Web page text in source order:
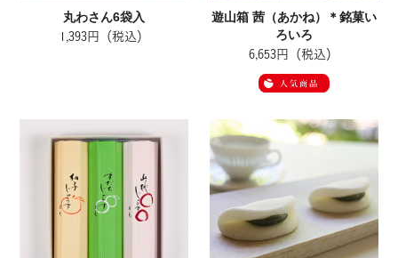
丸わさん6袋入
1,393円（税込）
遊山箱 茜（あかね）＊銘菓い
ろいろ
6,653円（税込）